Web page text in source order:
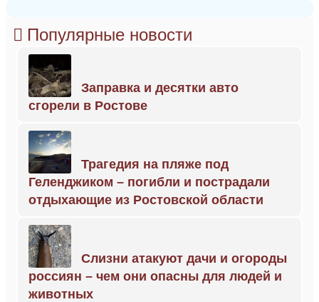
Популярные новости
Заправка и десятки авто
сгорели в Ростове
Трагедия на пляже под
Геленджиком – погибли и пострадали
отдыхающие из Ростовской области
Слизни атакуют дачи и огороды
россиян – чем они опасны для людей и
животных